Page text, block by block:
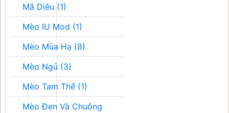
Mã Diêu (1)
Mèo IU Mod (1)
Mèo Mùa Hạ (8)
Mèo Ngủ (3)
Mèo Tam Thể (1)
Mèo Đen Và Chuông